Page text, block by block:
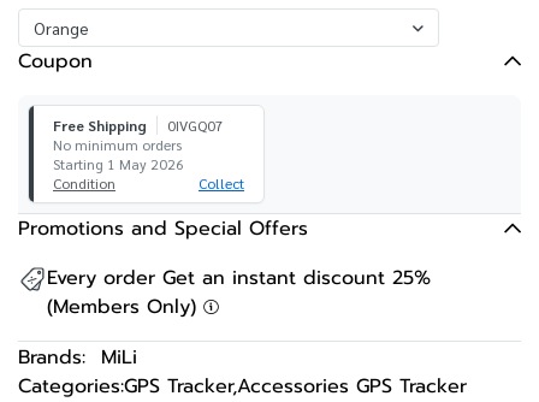
Orange
Coupon
Free Shipping
0IVGQ07
No minimum orders
Starting 1 May 2026
Condition
Collect
Promotions and Special Offers
Every order Get an instant discount 25%
(Members Only)
Brands: MiLi
Categories:GPS Tracker,Accessories GPS Tracker